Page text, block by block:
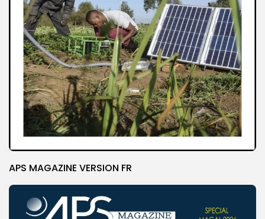
APS MAGAZINE VERSION FR